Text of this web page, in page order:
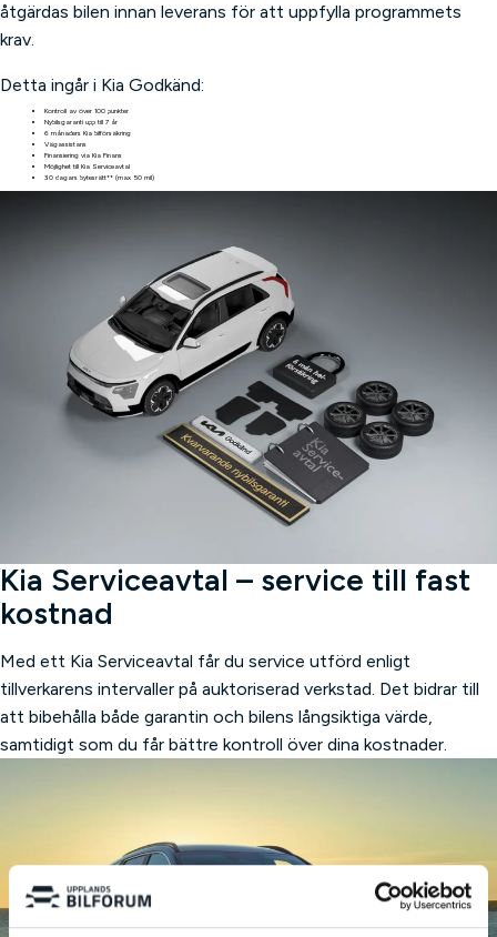
åtgärdas bilen innan leverans för att uppfylla programmets
krav.
Detta ingår i Kia Godkänd:
Kontroll av över 100 punkter
Nybilsgaranti upp till 7 år
6 månaders Kia bilförsäkring
Vägassistans
Finansiering via Kia Finans
Möjlighet till Kia Serviceavtal
30 dagars bytesrätt** (max 50 mil)
Kia Serviceavtal – service till fast
kostnad
Med ett Kia Serviceavtal får du service utförd enligt
tillverkarens intervaller på auktoriserad verkstad. Det bidrar till
att bibehålla både garantin och bilens långsiktiga värde,
samtidigt som du får bättre kontroll över dina kostnader.